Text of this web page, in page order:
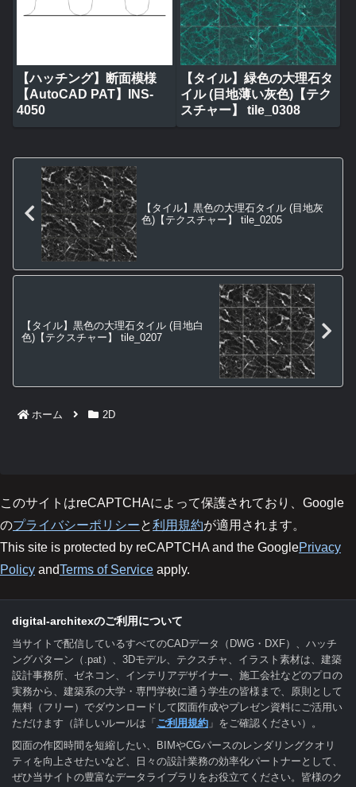
【ハッチング】断面模様
【AutoCAD PAT】INS-
4050
【タイル】緑色の大理石タ
イル (目地薄い灰色)【テク
スチャー】 tile_0308
【タイル】黒色の大理石タイル (目地灰
色)【テクスチャー】 tile_0205
【タイル】黒色の大理石タイル (目地白
色)【テクスチャー】 tile_0207
ホーム 2D
このサイトはreCAPTCHAによって保護されており、Google
のプライバシーポリシーと利用規約が適用されます。
This site is protected by reCAPTCHA and the GooglePrivacy
Policy andTerms of Service apply.
digital-architexのご利用について
当サイトで配信しているすべてのCADデータ（DWG・DXF）、ハッチ
ングパターン（.pat）、3Dモデル、テクスチャ、イラスト素材は、建築
設計事務所、ゼネコン、インテリアデザイナー、施工会社などのプロの
実務から、建築系の大学・専門学校に通う学生の皆様まで、原則として
無料（フリー）でダウンロードして図面作成やプレゼン資料にご活用い
ただけます（詳しいルールは「ご利用規約 」をご確認ください）。
図面の作図時間を短縮したい、BIMやCGパースのレンダリングクオリ
ティを向上させたいなど、日々の設計業務の効率化パートナーとして、
ぜひ当サイトの豊富なデータライブラリをお役立てください。皆様のク